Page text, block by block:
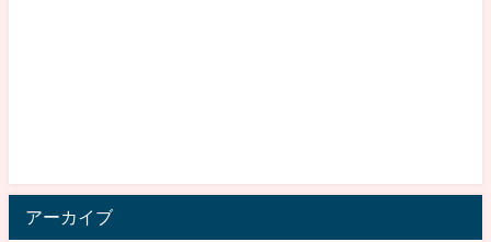
アーカイブ